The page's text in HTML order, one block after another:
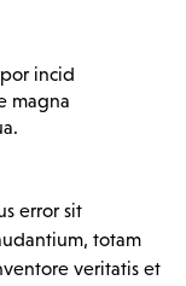
incid
magna
error sit
totam
veritatis et